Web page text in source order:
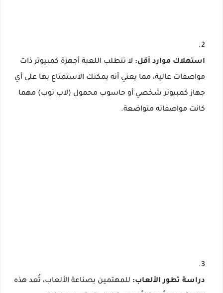
استهلاك موارد أقل: لا تتطلب اللعبة أجهزة كمبيوتر ذات
مواصفات عالية، مما يعني أنه يمكنك الاستمتاع بها على أي
جهاز كمبيوتر شخصي أو حاسوب محمول (لاب توب) مهما
كانت مواصفاته متواضعة.
دراسة تطور الألعاب: للمهتمين بصناعة الألعاب، تُعد هذه